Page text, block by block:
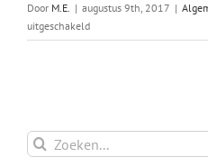
Door M.E. | augustus 9th, 2017 |
uitgeschakeldvoor
Globale
Zoeken
naar: